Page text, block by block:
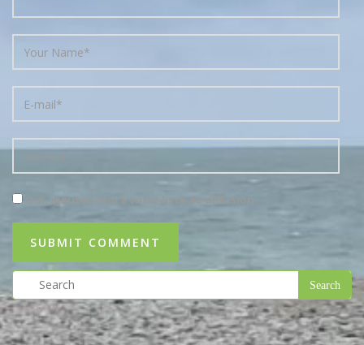
Oui, ajoutez-moi à votre liste de diffusion.